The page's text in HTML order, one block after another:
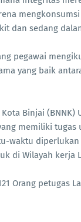
dan sedang
pegawai
yang baik
Binjai
memiliki tugas
waktu
di Wilayah kerja
Orang petugas